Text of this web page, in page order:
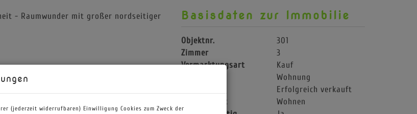
Basisdaten zur Immobilie
Objektnr.
301
Zimmer
3
Vermarktungsart
Kauf
Wohnung
Erfolgreich verkauft
Nutzungsart
Wohnen
(jederzeit widerrufbaren) Einwilligung Cookies zum Zweck der